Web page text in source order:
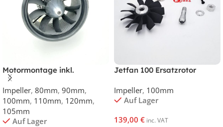
Motormontage inkl.
dynamisch Wuchten Jetfan
80 bis 120
Impeller, 80mm, 90mm,
100mm, 110mm, 120mm,
105mm
Auf Lager
Jetfan 100 Ersatzrotor
Impeller, 100mm
Auf Lager
139,00 € inc. VAT